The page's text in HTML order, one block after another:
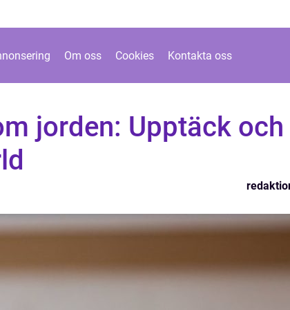
Om oss Cookies Kontakta oss
jorden: Upptäck och